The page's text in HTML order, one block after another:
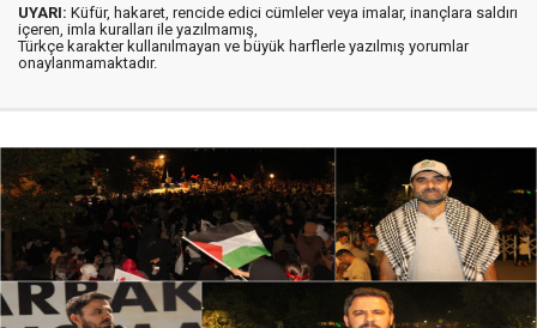
UYARI: Küfür, hakaret, rencide edici cümleler veya imalar, inançlara saldırı
içeren, imla kuralları ile yazılmamış,
Türkçe karakter kullanılmayan ve büyük harflerle yazılmış yorumlar
onaylanmamaktadır.